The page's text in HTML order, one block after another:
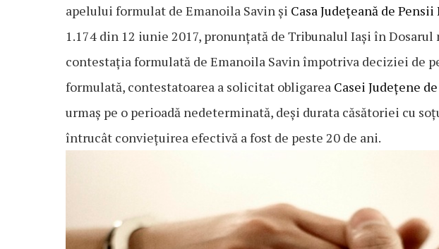
apelului formulat de Emanoila Savin şi Casa Județeană de Pensii
1.174 din 12 iunie 2017, pronunțată de Tribunalul Iași în Dosarul
contestația formulată de Emanoila Savin împotriva deciziei de
formulată, contestatoarea a solicitat obligarea Casei Județene
urmaș pe o perioadă nedeterminată, deși durata căsătoriei cu
întrucât conviețuirea efectivă a fost de peste 20 de ani.